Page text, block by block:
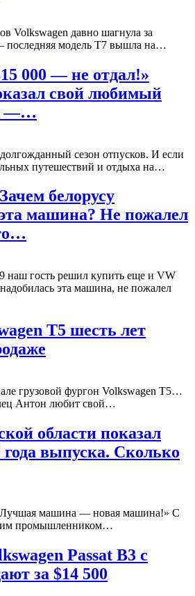
Volkswagen давно шагнула за
последняя модель T7 вышла на…
000 — не отдал!»
свой любимый
—…
сезон отпусков. И если
путешествий и отдыха на…
белорусу
машина? Не пожалел
гость решил купить еще и VW
эта машина, не пожалел
T5 шесть лет
грузовой фургон Volkswagen T5…
Антон любит свой…
области показал
года выпуска. Сколько
машина — новая машина!» С
промышленником…
Passat B3 с
за $14 500